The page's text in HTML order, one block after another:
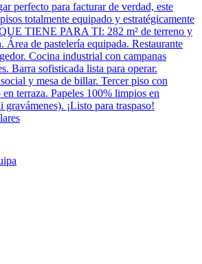
perfecto para facturar de verdad, este
totalmente equipado y estratégicamente
TIENE PARA TI: 282 m² de terreno y
Área de pastelería equipada. Restaurante
Cocina industrial con campanas
Barra sofisticada lista para operar.
y mesa de billar. Tercer piso con
terraza. Papeles 100% limpios en
¡Listo para traspaso!